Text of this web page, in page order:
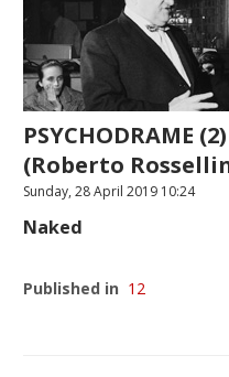
PSYCHODRAME
(Roberto
Sunday, 28 April 2019 10:24
Naked
Published in 12